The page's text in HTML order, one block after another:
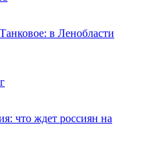
в Ленобласти
что ждет россиян на